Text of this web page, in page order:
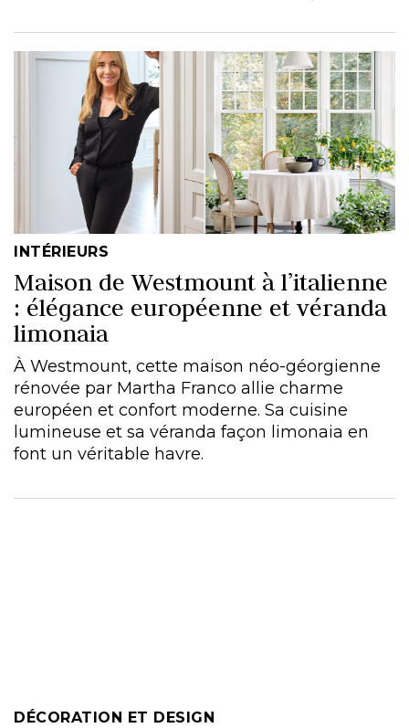
INTÉRIEURS
Maison de Westmount à l’italienne
: élégance européenne et véranda
limonaia
À Westmount, cette maison néo-géorgienne
rénovée par Martha Franco allie charme
européen et confort moderne. Sa cuisine
lumineuse et sa véranda façon limonaia en
font un véritable havre.
DÉCORATION ET DESIGN